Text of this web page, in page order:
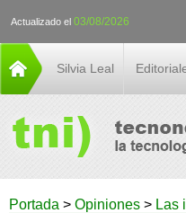
Actualizado el 03/08/2026
Silvia Leal
Portada > Opiniones > Las